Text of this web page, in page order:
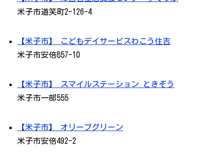
米子市道笑町2-126-4
【米子市】 こどもデイサービスわこう住吉
米子市安倍857-10
【米子市】 スマイルステーション ときぞう
米子市一部555
【米子市】 オリーブグリーン
米子市安倍492-2